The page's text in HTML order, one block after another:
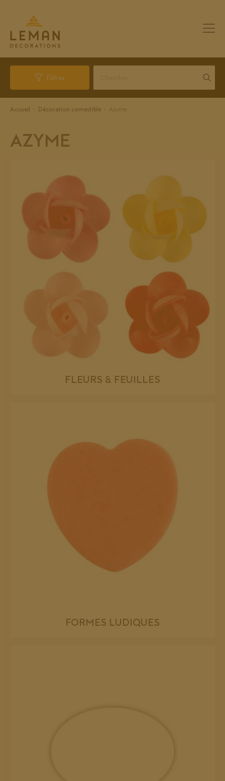
Filtrer
Accueil Décoration comestible Azyme
AZYME
FLEURS & FEUILLES
FORMES LUDIQUES